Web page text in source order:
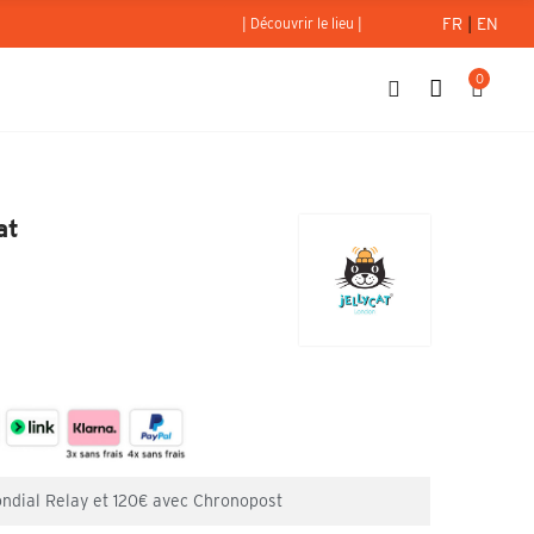
| Découvrir le lieu | FR | EN
0
Relay et 120€ avec Chronopost